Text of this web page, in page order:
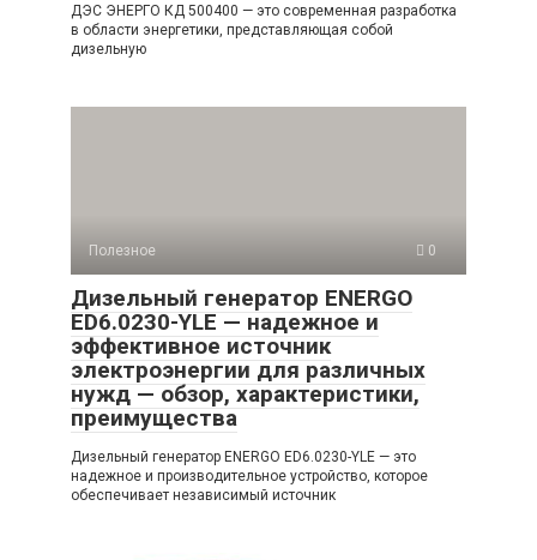
ДЭС ЭНЕРГО КД 500400 — это современная разработка
в области энергетики, представляющая собой
дизельную
Полезное 0
Дизельный генератор ENERGO
ED6.0230-YLE — надежное и
эффективное источник
электроэнергии для различных
нужд — обзор, характеристики,
преимущества
Дизельный генератор ENERGO ED6.0230-YLE — это
надежное и производительное устройство, которое
обеспечивает независимый источник